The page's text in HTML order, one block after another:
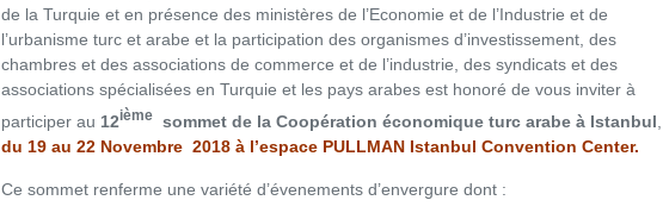
de la Turquie et en présence des ministères de l’Economie et de l’Industrie et de
l’urbanisme turc et arabe et la participation des organismes d’investissement, des
chambres et des associations de commerce et de l’industrie, des syndicats et des
associations spécialisées en Turquie et les pays arabes est honoré de vous inviter à
participer au 12ième sommet de la Coopération économique turc arabe à Istanbul
du 19 au 22 Novembre 2018 à l’espace PULLMAN Istanbul Convention Center.
Ce sommet renferme une variété d’évenements d’envergure dont :